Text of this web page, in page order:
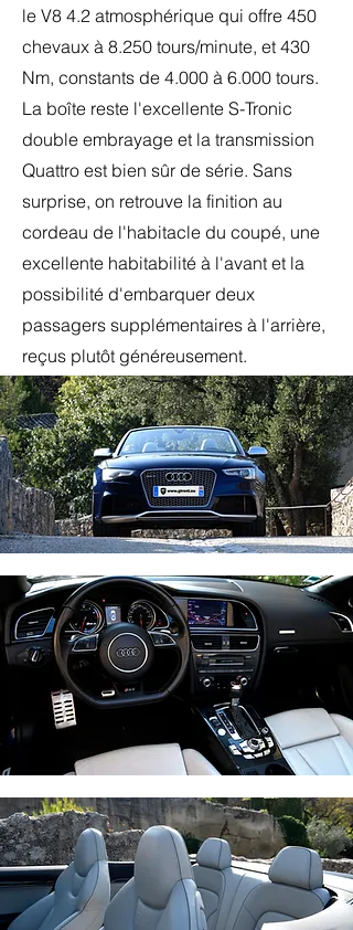
le V8 4.2 atmosphérique qui offre 450
chevaux à 8.250 tours/minute, et 430
Nm, constants de 4.000 à 6.000 tours.
La boîte reste l'excellente S-Tronic
double embrayage et la transmission
Quattro est bien sûr de série. Sans
surprise, on retrouve la finition au
cordeau de l'habitacle du coupé, une
excellente habitabilité à l'avant et la
possibilité d'embarquer deux
passagers supplémentaires à l'arrière,
reçus plutôt généreusement.